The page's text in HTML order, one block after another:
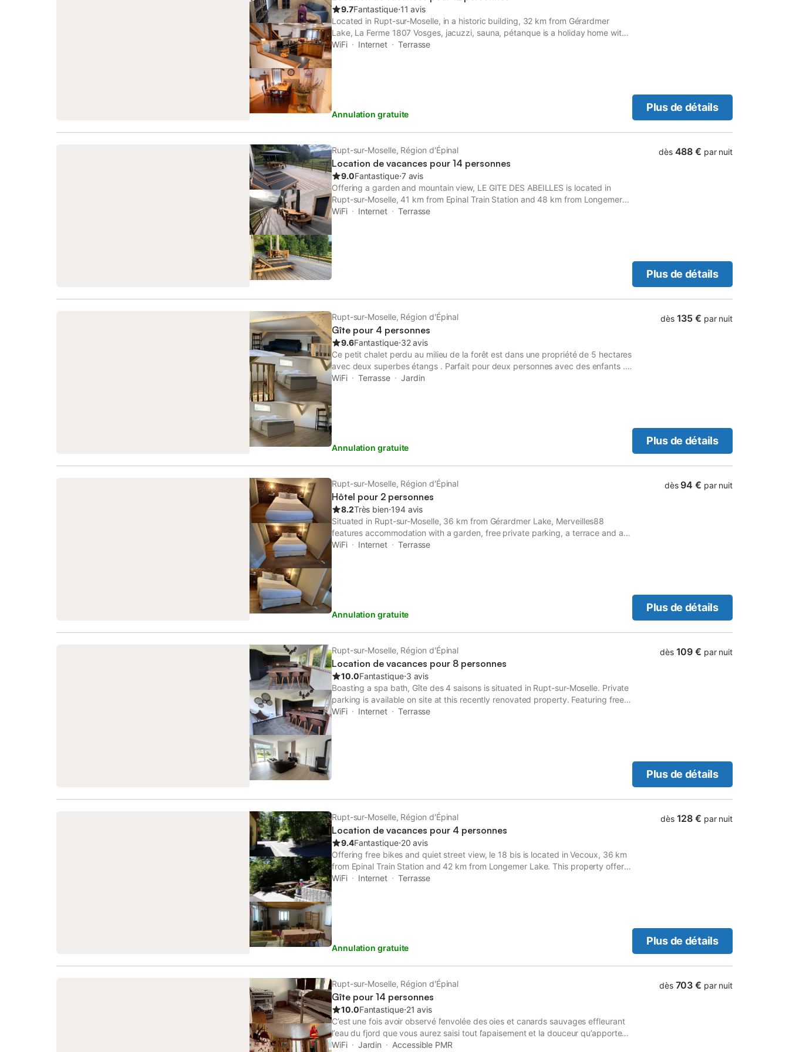
9.7Fantastique⋅11 avis
Located in Rupt-sur-Moselle, in a historic building, 32 km from Gérardmer
Lake, La Ferme 1807 Vosges, jacuzzi, sauna, pétanque is a holiday home with
a garden and barbecue facilities.
WiFi Internet Terrasse
Annulation gratuite
Plus de détails
Rupt-sur-Moselle, Région d'Épinal
Location de vacances pour 14 personnes
9.0Fantastique⋅7 avis
Offering a garden and mountain view, LE GITE DES ABEILLES is located in
Rupt-sur-Moselle, 41 km from Epinal Train Station and 48 km from Longemer
Lake. This property offers access to a terrace, table tennis, free private
WiFi Internet Terrasse
dès 488 € par nuit
Plus de détails
Rupt-sur-Moselle, Région d'Épinal
Gîte pour 4 personnes
9.6Fantastique⋅32 avis
Ce petit chalet perdu au milieu de la forêt est dans une propriété de 5 hectares
avec deux superbes étangs . Parfait pour deux personnes avec des enfants .
Le cadre est magnifique et apaisant. Il permettra de se ressourcer . On peut
WiFi Terrasse Jardin
Annulation gratuite
dès 135 € par nuit
Plus de détails
Rupt-sur-Moselle, Région d'Épinal
Hôtel pour 2 personnes
8.2Très bien⋅194 avis
Situated in Rupt-sur-Moselle, 36 km from Gérardmer Lake, Merveilles88
features accommodation with a garden, free private parking, a terrace and a
restaurant. Featuring a bar, the property is located within 41 km of Epinal Train
WiFi Internet Terrasse
Annulation gratuite
dès 94 € par nuit
Plus de détails
Rupt-sur-Moselle, Région d'Épinal
Location de vacances pour 8 personnes
10.0Fantastique⋅3 avis
Boasting a spa bath, Gîte des 4 saisons is situated in Rupt-sur-Moselle. Private
parking is available on site at this recently renovated property. Featuring free
WiFi throughout the property, the non-smoking holiday home has a sauna.
WiFi Internet Terrasse
dès 109 € par nuit
Plus de détails
Rupt-sur-Moselle, Région d'Épinal
Location de vacances pour 4 personnes
9.4Fantastique⋅20 avis
Offering free bikes and quiet street view, le 18 bis is located in Vecoux, 36 km
from Epinal Train Station and 42 km from Longemer Lake. This property offers
access to a patio, free private parking and free WiFi.
WiFi Internet Terrasse
Annulation gratuite
dès 128 € par nuit
Plus de détails
Rupt-sur-Moselle, Région d'Épinal
Gîte pour 14 personnes
10.0Fantastique⋅21 avis
C’est une fois avoir observé l’envolée des oies et canards sauvages effleurant
l’eau du fjord que vous aurez saisi tout l’apaisement et la douceur qu’apportent
le charme et le confort de ce domaine unique et rare en son genre. Au cœur de
WiFi Jardin Accessible PMR
dès 703 € par nuit